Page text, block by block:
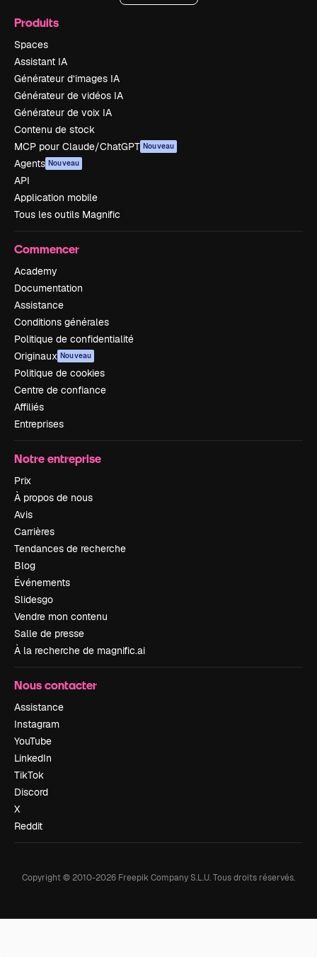
Produits
Spaces
Assistant IA
Générateur d’images IA
Générateur de vidéos IA
Générateur de voix IA
Contenu de stock
MCP pour Claude/ChatGPT Nouveau
Agents Nouveau
API
Application mobile
Tous les outils Magnific
Commencer
Academy
Documentation
Assistance
Conditions générales
Politique de confidentialité
Originaux Nouveau
Politique de cookies
Centre de confiance
Affiliés
Entreprises
Notre entreprise
Prix
À propos de nous
Avis
Carrières
Tendances de recherche
Blog
Événements
Slidesgo
Vendre mon contenu
Salle de presse
À la recherche de magnific.ai
Nous contacter
Assistance
Instagram
YouTube
LinkedIn
TikTok
Discord
X
Reddit
Copyright © 2010-2026 Freepik Company S.L.U.Tous droits réservés.